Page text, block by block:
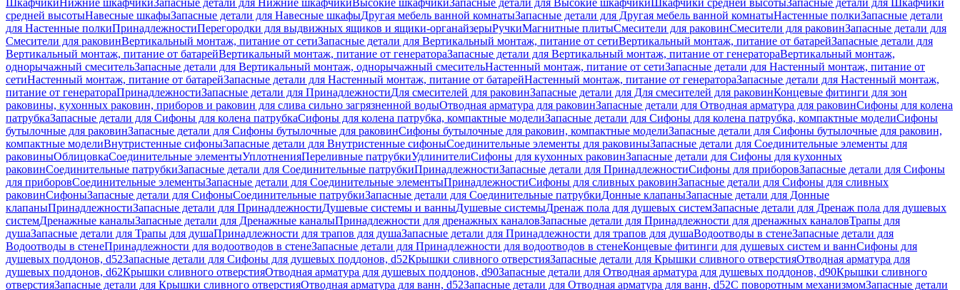
ШкафчикиНижние шкафчикиЗапасные детали для Нижние шкафчикиВысокие шкафчикиЗапасные детали для Высокие шкафчикиШкафчики средней высотыЗапасные детали для Шкафчики
средней высотыНавесные шкафыЗапасные детали для Навесные шкафыДругая мебель ванной комнатыЗапасные детали для Другая мебель ванной комнатыНастенные полкиЗапасные детали
для Настенные полкиПринадлежностиПерегородки для выдвижных ящиков и ящики-органайзерыРучкиМагнитные плитыСмесители для раковинСмесители для раковинЗапасные детали для
Смесители для раковинВертикальный монтаж, питание от сетиЗапасные детали для Вертикальный монтаж, питание от сетиВертикальный монтаж, питание от батарейЗапасные детали для
Вертикальный монтаж, питание от батарейВертикальный монтаж, питание от генератораЗапасные детали для Вертикальный монтаж, питание от генератораВертикальный монтаж,
однорычажный смесительЗапасные детали для Вертикальный монтаж, однорычажный смесительНастенный монтаж, питание от сетиЗапасные детали для Настенный монтаж, питание от
сетиНастенный монтаж, питание от батарейЗапасные детали для Настенный монтаж, питание от батарейНастенный монтаж, питание от генератораЗапасные детали для Настенный монтаж,
питание от генератораПринадлежностиЗапасные детали для ПринадлежностиДля смесителей для раковинЗапасные детали для Для смесителей для раковинКонцевые фитинги для зон
раковины, кухонных раковин, приборов и раковин для слива сильно загрязненной водыОтводная арматура для раковинЗапасные детали для Отводная арматура для раковинСифоны для колена
патрубкаЗапасные детали для Сифоны для колена патрубкаСифоны для колена патрубка, компактные моделиЗапасные детали для Сифоны для колена патрубка, компактные моделиСифоны
бутылочные для раковинЗапасные детали для Сифоны бутылочные для раковинСифоны бутылочные для раковин, компактные моделиЗапасные детали для Сифоны бутылочные для раковин,
компактные моделиВнутристенные сифоныЗапасные детали для Внутристенные сифоныСоединительные элементы для раковиныЗапасные детали для Соединительные элементы для
раковиныОблицовкаСоединительные элементыУплотненияПереливные патрубкиУдлинителиСифоны для кухонных раковинЗапасные детали для Сифоны для кухонных
раковинСоединительные патрубкиЗапасные детали для Соединительные патрубкиПринадлежностиЗапасные детали для ПринадлежностиСифоны для приборовЗапасные детали для Сифоны
для приборовСоединительные элементыЗапасные детали для Соединительные элементыПринадлежностиСифоны для сливных раковинЗапасные детали для Сифоны для сливных
раковинСифоныЗапасные детали для СифоныСоединительные патрубкиЗапасные детали для Соединительные патрубкиДонные клапаныЗапасные детали для Донные
клапаныПринадлежностиЗапасные детали для ПринадлежностиДушевые системы и ванныДушевые системыДренаж пола для душевых системЗапасные детали для Дренаж пола для душевых
системДренажные каналыЗапасные детали для Дренажные каналыПринадлежности для дренажных каналовЗапасные детали для Принадлежности для дренажных каналовТрапы для
душаЗапасные детали для Трапы для душаПринадлежности для трапов для душаЗапасные детали для Принадлежности для трапов для душаВодоотводы в стенеЗапасные детали для
Водоотводы в стенеПринадлежности для водоотводов в стенеЗапасные детали для Принадлежности для водоотводов в стенеКонцевые фитинги для душевых систем и ваннСифоны для
душевых поддонов, d52Запасные детали для Сифоны для душевых поддонов, d52Крышки сливного отверстияЗапасные детали для Крышки сливного отверстияОтводная арматура для
душевых поддонов, d62Крышки сливного отверстияОтводная арматура для душевых поддонов, d90Запасные детали для Отводная арматура для душевых поддонов, d90Крышки сливного
отверстияЗапасные детали для Крышки сливного отверстияОтводная арматура для ванн, d52Запасные детали для Отводная арматура для ванн, d52С поворотным механизмомЗапасные детали